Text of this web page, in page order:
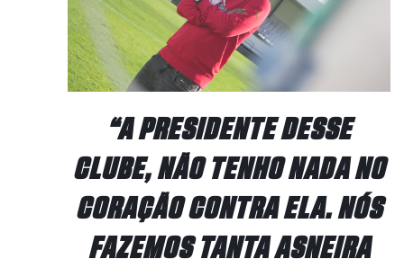
“A PRESIDENTE DESSE
CLUBE, NÃO TENHO NADA NO
CORAÇÃO CONTRA ELA. NÓS
FAZEMOS TANTA ASNEIRA